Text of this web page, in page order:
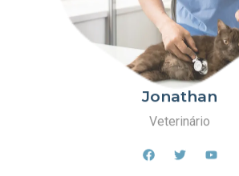
Jonathan
Veterinário